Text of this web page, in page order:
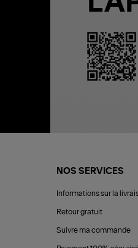
NOS SERVICES
Informations sur la
Retour gratuit
Suivre ma commande